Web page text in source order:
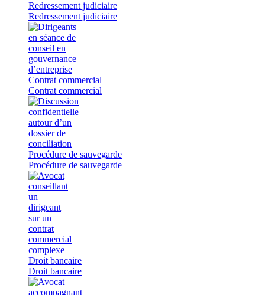
Redressement judiciaire
Redressement judiciaire
Contrat commercial
Contrat commercial
Procédure de sauvegarde
Procédure de sauvegarde
Droit bancaire
Droit bancaire